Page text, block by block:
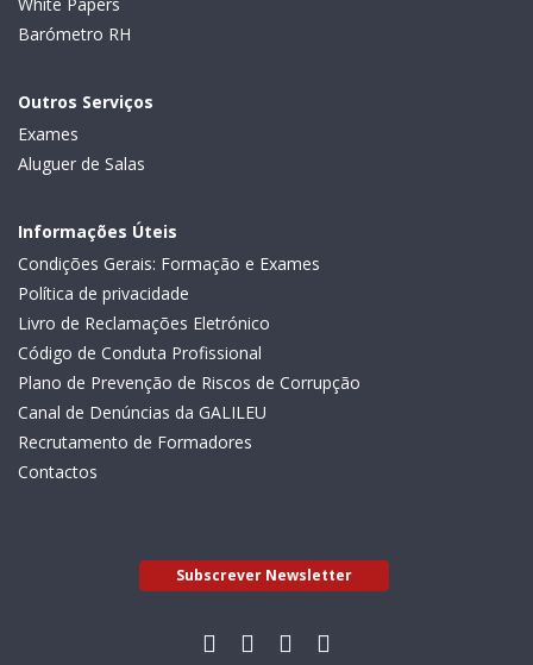
Barómetro RH
Outros Serviços
Exames
Aluguer de Salas
Informações Úteis
Condições Gerais: Formação e Exames
Política de privacidade
Livro de Reclamações Eletrónico
Código de Conduta Profissional
Plano de Prevenção de Riscos de Corrupção
Canal de Denúncias da GALILEU
Recrutamento de Formadores
Contactos
Subscrever Newsletter